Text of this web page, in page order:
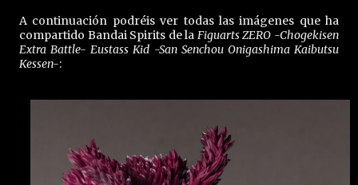
A continuación podréis ver todas las imágenes que ha
compartido Bandai Spirits de la Figuarts ZERO -Chogekisen
Extra Battle- Eustass Kid -San Senchou Onigashima Kaibutsu
Kessen-: